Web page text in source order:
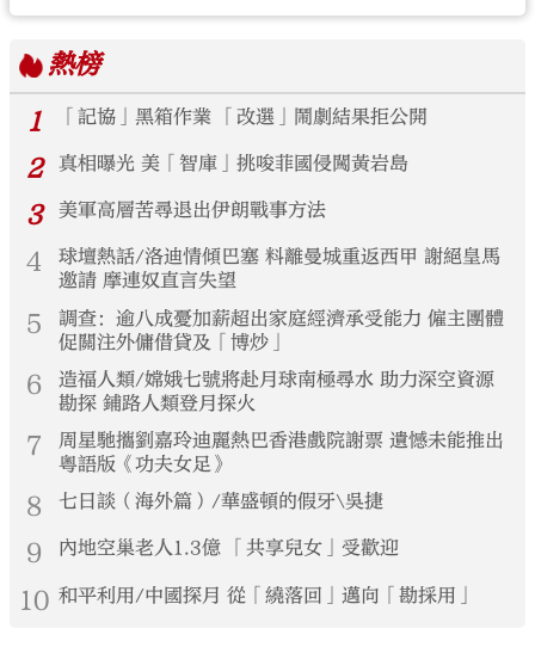
熱榜
1
「記協」黑箱作業 「改選」鬧劇結果拒公開
2 真相曝光 美「智庫」挑唆菲國侵闖黃岩島
3 美軍高層苦尋退出伊朗戰事方法
4
球壇熱話/洛迪情傾巴塞 料離曼城重返西甲 謝絕皇馬
邀請 摩連奴直言失望
5
調查：逾八成憂加薪超出家庭經濟承受能力 僱主團體
促關注外傭借貸及「博炒」
6
造福人類/嫦娥七號將赴月球南極尋水 助力深空資源
勘探 鋪路人類登月探火
7
周星馳攜劉嘉玲迪麗熱巴香港戲院謝票 遺憾未能推出
粵語版《功夫女足》
8 七日談（海外篇）/華盛頓的假牙\吳捷
9 內地空巢老人1.3億 「共享兒女」受歡迎
10 和平利用/中國探月 從「繞落回」邁向「勘採用」